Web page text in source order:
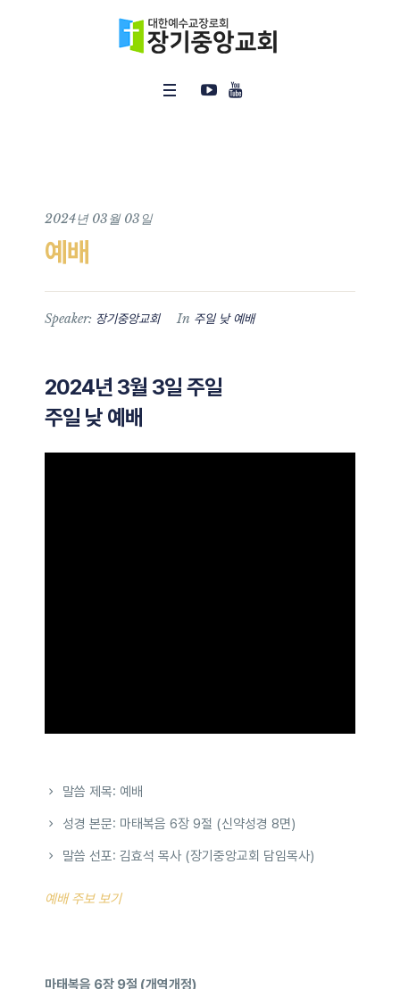
2024년 03월 03일
예배
Speaker: 장기중앙교회 In 주일 낮 예배
2024년 3월 3일 주일
주일 낮 예배
말씀 제목: 예배
성경 본문: 마태복음 6장 9절 (신약성경 8면)
말씀 선포: 김효석 목사 (장기중앙교회 담임목사)
예배 주보 보기
마태복음 6장 9절 (개역개정)